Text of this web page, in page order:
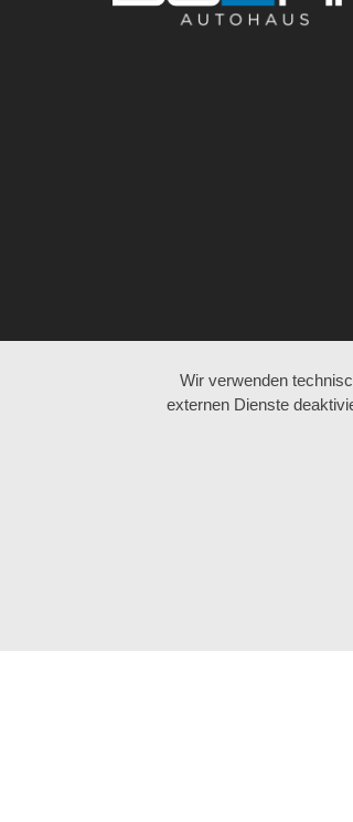
Wir verwenden
externen Dienste